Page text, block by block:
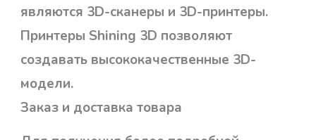
являются 3D-сканеры и 3D-принтеры.
Принтеры Shining 3D позволяют
создавать высококачественные 3D-
модели.
Заказ и доставка товара